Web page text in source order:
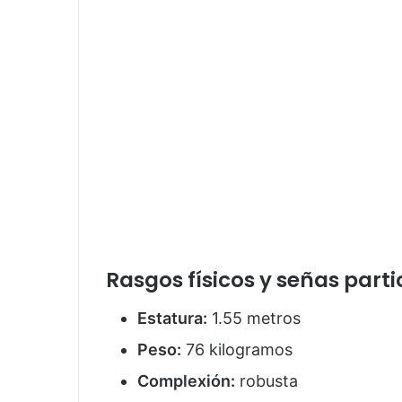
Rasgos físicos y señas
Estatura: 1.55 metros
Peso: 76 kilogramos
Complexión: robusta